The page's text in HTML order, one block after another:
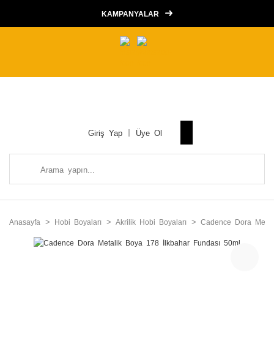
KAMPANYALAR
Giriş Yap Üye Ol
Anasayfa Hobi Boyaları Akrilik Hobi Boyaları Cadence Dora